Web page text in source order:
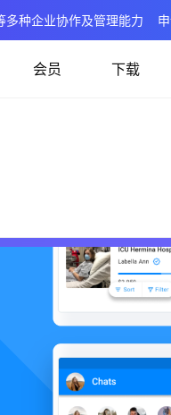
多种企业协作及管理能力
会员 下载